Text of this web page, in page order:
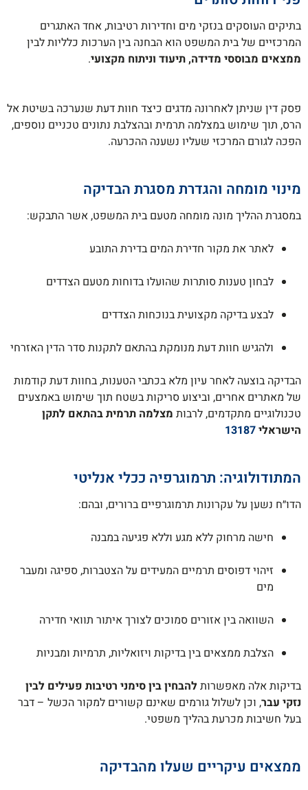
בתיקים העוסקים בנזקי מים וחדירות רטיבות, אחד האתגרים
המרכזיים של בית המשפט הוא הבחנה בין הערכות כלליות לבין
ממצאים מבוססי מדידה, תיעוד וניתוח מקצועי.
פסק דין שניתן לאחרונה מדגים כיצד חוות דעת שנערכה בשיטת אל
הרס, תוך שימוש במצלמה תרמית ובהצלבת נתונים טכניים נוספים,
הפכה לגורם המרכזי שעליו נשענה ההכרעה.
מינוי מומחה והגדרת מסגרת הבדיקה
במסגרת ההליך מונה מומחה מטעם בית המשפט, אשר התבקש:
לאתר את מקור חדירת המים בדירת התובע
לבחון טענות סותרות שהועלו בדוחות מטעם הצדדים
לבצע בדיקה מקצועית בנוכחות הצדדים
ולהגיש חוות דעת מנומקת בהתאם לתקנות סדר הדין האזרחי
הבדיקה בוצעה לאחר עיון מלא בכתבי הטענות, בחוות דעת קודמות
של מאתרים אחרים, וביצוע סריקות בשטח תוך שימוש באמצעים
טכנולוגיים מתקדמים, לרבות מצלמה תרמית בהתאם לתקן
הישראלי13187
המתודולוגיה: תרמוגרפיה ככלי אנליטי
הדו״ח נשען על עקרונות תרמוגרפיים ברורים, ובהם:
חישה מרחוק ללא מגע וללא פגיעה במבנה
זיהוי דפוסים תרמיים המעידים על הצטברות, ספיגה ומעבר
מים
השוואה בין אזורים סמוכים לצורך איתור תוואי חדירה
הצלבת ממצאים בין בדיקות ויזואליות, תרמיות ומבניות
בדיקות אלה מאפשרותלהבחין בין סימני רטיבות פעילים לבין
נזקי עבר, וכן לשלול גורמים שאינם קשורים למקור הכשל – דבר
בעל חשיבות מכרעת בהליך משפטי.
ממצאים עיקריים שעלו מהבדיקה